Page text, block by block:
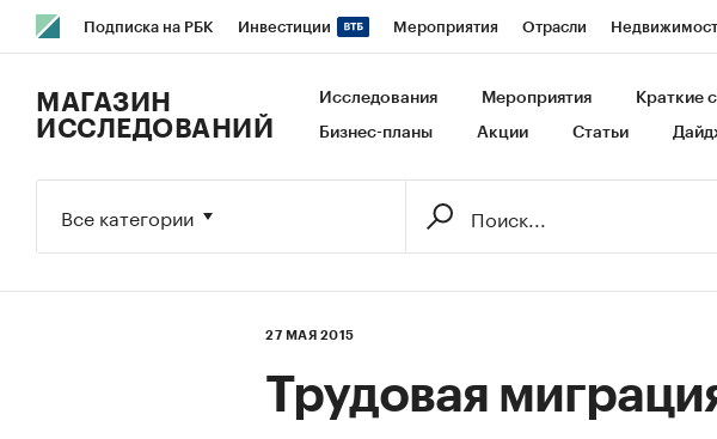
Подписка на РБК Инвестиции Мероприятия Отрасли
Исследования Кредитные рейтинги Франшизы Газета Спецпроекты
МАГАЗИН
ИССЛЕДОВАНИЙ
Исследования Мероприятия Краткие
Бизнес-планы Акции Статьи
Все категории
27 МАЯ 2015
Трудовая